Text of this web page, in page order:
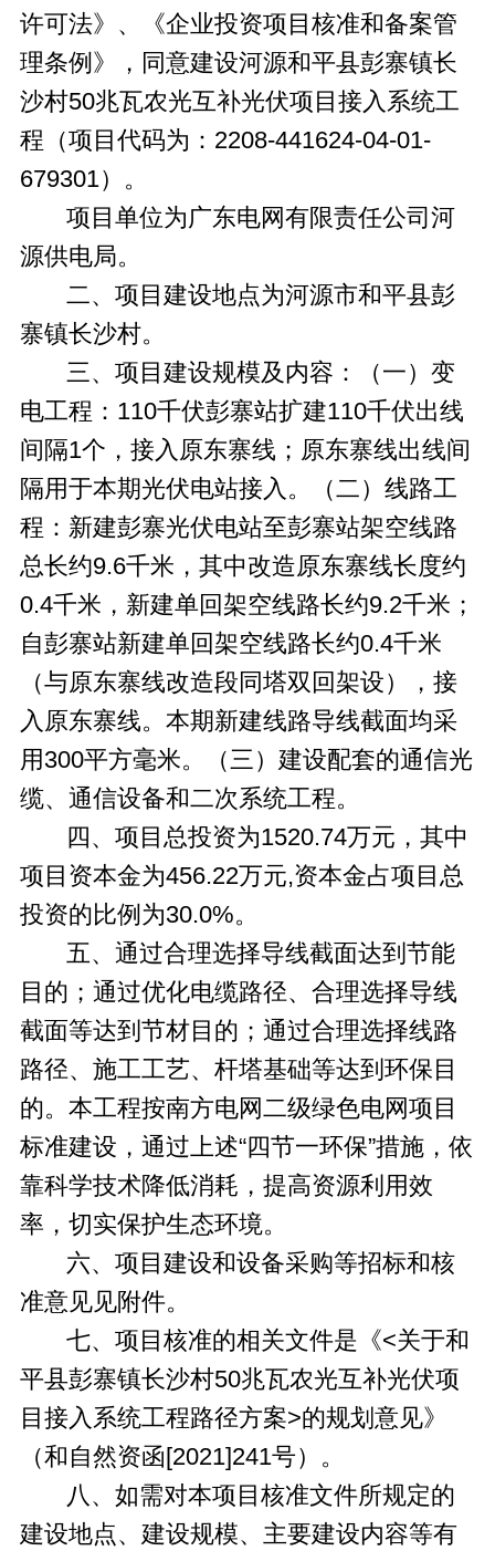
许可法》、《企业投资项目核准和备案管
理条例》，同意建设河源和平县彭寨镇长
沙村50兆瓦农光互补光伏项目接入系统工
程（项目代码为：2208-441624-04-01-
679301）。
项目单位为广东电网有限责任公司河
源供电局。
二、项目建设地点为河源市和平县彭
寨镇长沙村。
三、项目建设规模及内容：（一）变
电工程：110千伏彭寨站扩建110千伏出线
间隔1个，接入原东寨线；原东寨线出线间
隔用于本期光伏电站接入。（二）线路工
程：新建彭寨光伏电站至彭寨站架空线路
总长约9.6千米，其中改造原东寨线长度约
0.4千米，新建单回架空线路长约9.2千米；
自彭寨站新建单回架空线路长约0.4千米
（与原东寨线改造段同塔双回架设），接
入原东寨线。本期新建线路导线截面均采
用300平方毫米。（三）建设配套的通信光
缆、通信设备和二次系统工程。
四、项目总投资为1520.74万元，其中
项目资本金为456.22万元,资本金占项目总
投资的比例为30.0%。
五、通过合理选择导线截面达到节能
目的；通过优化电缆路径、合理选择导线
截面等达到节材目的；通过合理选择线路
路径、施工工艺、杆塔基础等达到环保目
的。本工程按南方电网二级绿色电网项目
标准建设，通过上述“四节一环保”措施，依
靠科学技术降低消耗，提高资源利用效
率，切实保护生态环境。
六、项目建设和设备采购等招标和核
准意见见附件。
七、项目核准的相关文件是《<关于和
平县彭寨镇长沙村50兆瓦农光互补光伏项
目接入系统工程路径方案>的规划意见》
（和自然资函[2021]241号）。
八、如需对本项目核准文件所规定的
建设地点、建设规模、主要建设内容等有